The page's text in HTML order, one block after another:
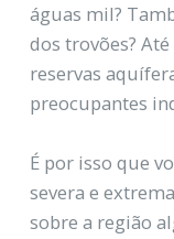
águas mil?
dos trovões?
reservas
preocupantes
É por isso que
severa e
sobre a região